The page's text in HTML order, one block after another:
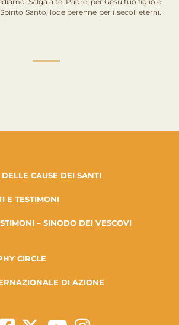
Santo, lode perenne per i secoli eterni.
DELLE CAUSE DEI SANTI
E TESTIMONI
– SINODO DEI VESCOVI
CIRCLE
DI AZIONE